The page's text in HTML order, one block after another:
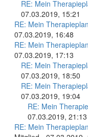
RE: Mein
07.03.2019, 15:21
RE: Mein
07.03.2019, 16:48
RE: Mein
07.03.2019, 17:13
RE: Mein
07.03.2019, 18:50
RE: Mein
07.03.2019, 19:04
RE: Mein
07.03.2019, 21:13
RE: Mein